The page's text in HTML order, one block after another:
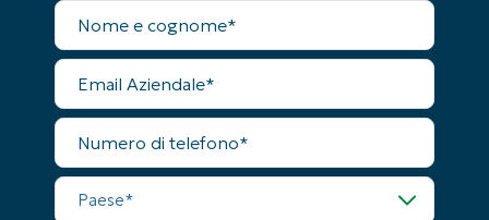
Nome
completo
Email
Aziendale
Numero
telefono
Paese
First
last
name*
Business
email*
number*